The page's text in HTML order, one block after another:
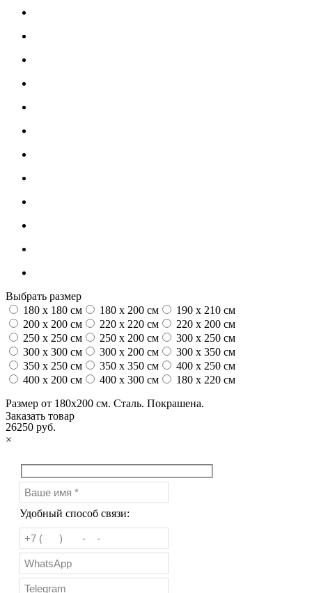
Выбрать размер
180 x 180 см
180 x 200 см
190 x 210 см
200 x 200 см
220 x 220 см
220 x 200 см
250 x 250 см
250 x 200 см
300 x 250 см
300 x 300 см
300 x 200 см
300 x 350 см
350 x 250 см
350 x 350 см
400 x 250 см
400 x 200 см
400 x 300 см
180 x 220 см
Размер от 180х200 см. Сталь. Покрашена.
26250 руб.
Заказать товар
×
Удобный способ связи: